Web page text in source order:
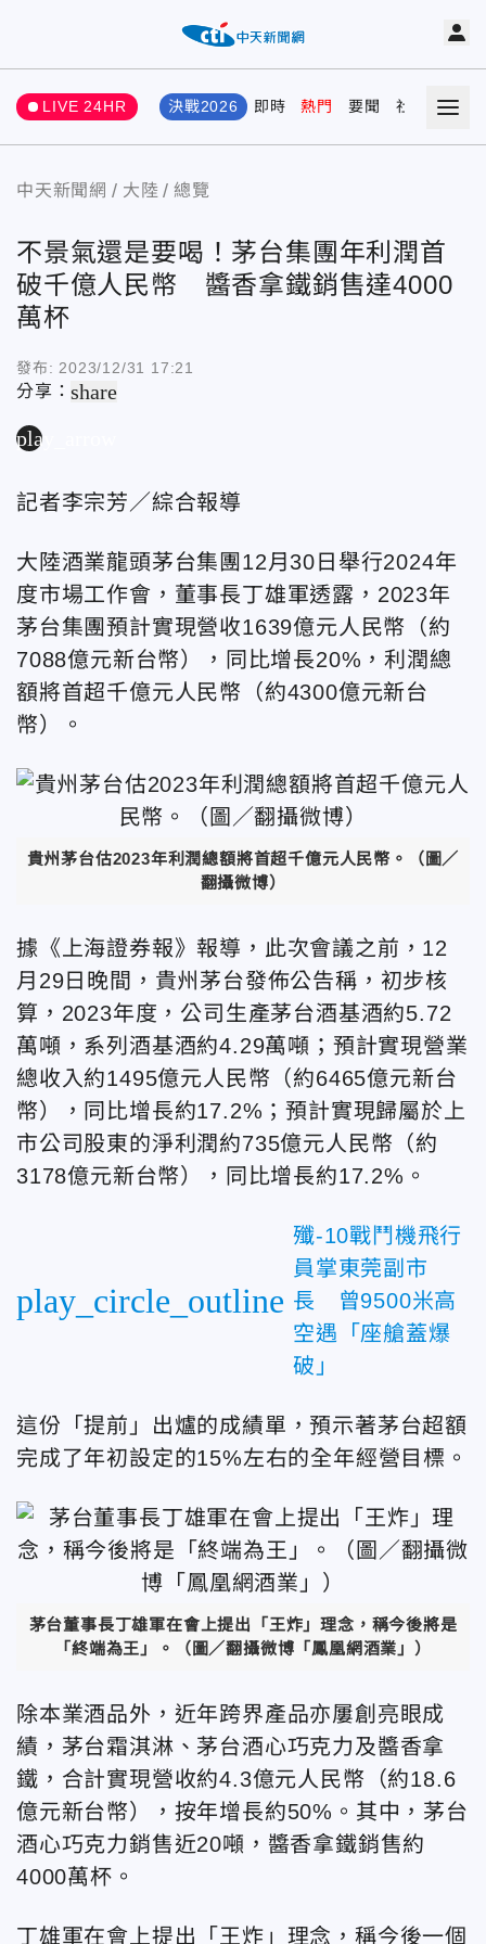
LIVE 24HR 決戰2026 即時 熱門 要聞 社會 娛樂
中天新聞網 大陸 總覽
不景氣還是要喝！茅台集團年利潤首
破千億人民幣 醬香拿鐵銷售達4000
萬杯
發布: 2023/12/31 17:21
分享：share
play_arrow
記者李宗芳／綜合報導
大陸酒業龍頭茅台集團12月30日舉行2024年
度市場工作會，董事長丁雄軍透露，2023年
茅台集團預計實現營收1639億元人民幣（約
7088億元新台幣），同比增長20%，利潤總
額將首超千億元人民幣（約4300億元新台
幣）。
貴州茅台估2023年利潤總額將首超千億元人民幣。（圖／
翻攝微博）
據《上海證券報》報導，此次會議之前，12
月29日晚間，貴州茅台發佈公告稱，初步核
算，2023年度，公司生產茅台酒基酒約5.72
萬噸，系列酒基酒約4.29萬噸；預計實現營業
總收入約1495億元人民幣（約6465億元新台
幣），同比增長約17.2%；預計實現歸屬於上
市公司股東的淨利潤約735億元人民幣（約
3178億元新台幣），同比增長約17.2%。
play_circle_outline
殲-10戰鬥機飛行
員掌東莞副市
長 曾9500米高
空遇「座艙蓋爆
破」
這份「提前」出爐的成績單，預示著茅台超額
完成了年初設定的15%左右的全年經營目標。
茅台董事長丁雄軍在會上提出「王炸」理念，稱今後將是
「終端為王」。（圖／翻攝微博「鳳凰網酒業」）
除本業酒品外，近年跨界產品亦屢創亮眼成
績，茅台霜淇淋、茅台酒心巧克力及醬香拿
鐵，合計實現營收約4.3億元人民幣（約18.6
億元新台幣），按年增長約50%。其中，茅台
酒心巧克力銷售近20噸，醬香拿鐵銷售約
4000萬杯。
丁雄軍在會上提出「王炸」理念，稱今後一個